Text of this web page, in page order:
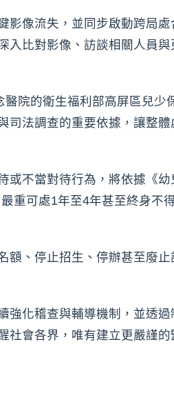
影像流失，並同步啟動跨局處
入比對影像、訪談相關人員與
院的衛生福利部高屏區兒少
司法調查的重要依據，讓整體
或不當對待行為，將依據《幼
重可處1年至4年甚至終身不
額、停止招生、停辦甚至廢止
強化稽查與輔導機制，並透過
社會各界，唯有建立更嚴謹的